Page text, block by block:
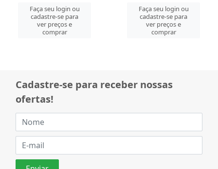
Faça seu login ou
cadastre-se para
ver preços e
comprar
Faça seu login ou
cadastre-se para
ver preços e
comprar
Cadastre-se para receber nossas
ofertas!